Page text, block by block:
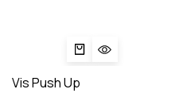
Vis Push Up